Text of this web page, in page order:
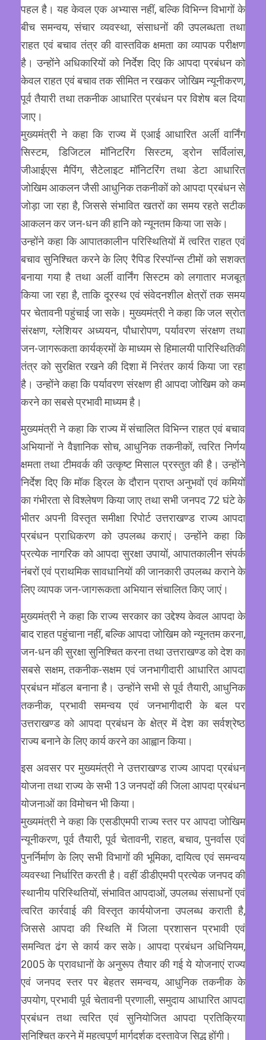
पहल है। यह केवल एक अभ्यास नहीं, बल्कि विभिन्न विभागों के
बीच समन्वय, संचार व्यवस्था, संसाधनों की उपलब्धता तथा
राहत एवं बचाव तंत्र की वास्तविक क्षमता का व्यापक परीक्षण
है। उन्होंने अधिकारियों को निर्देश दिए कि आपदा प्रबंधन को
केवल राहत एवं बचाव तक सीमित न रखकर जोखिम न्यूनीकरण,
पूर्व तैयारी तथा तकनीक आधारित प्रबंधन पर विशेष बल दिया
जाए।
मुख्यमंत्री ने कहा कि राज्य में एआई आधारित अर्ली वार्निंग
सिस्टम, डिजिटल मॉनिटरिंग सिस्टम, ड्रोन सर्विलांस,
जीआईएस मैपिंग, सैटेलाइट मॉनिटरिंग तथा डेटा आधारित
जोखिम आकलन जैसी आधुनिक तकनीकों को आपदा प्रबंधन से
जोड़ा जा रहा है, जिससे संभावित खतरों का समय रहते सटीक
आकलन कर जन-धन की हानि को न्यूनतम किया जा सके।
उन्होंने कहा कि आपातकालीन परिस्थितियों में त्वरित राहत एवं
बचाव सुनिश्चित करने के लिए रैपिड रिस्पॉन्स टीमों को सशक्त
बनाया गया है तथा अर्ली वार्निंग सिस्टम को लगातार मजबूत
किया जा रहा है, ताकि दूरस्थ एवं संवेदनशील क्षेत्रों तक समय
पर चेतावनी पहुंचाई जा सके। मुख्यमंत्री ने कहा कि जल स्रोत
संरक्षण, ग्लेशियर अध्ययन, पौधारोपण, पर्यावरण संरक्षण तथा
जन-जागरूकता कार्यक्रमों के माध्यम से हिमालयी पारिस्थितिकी
तंत्र को सुरक्षित रखने की दिशा में निरंतर कार्य किया जा रहा
है। उन्होंने कहा कि पर्यावरण संरक्षण ही आपदा जोखिम को कम
करने का सबसे प्रभावी माध्यम है।
मुख्यमंत्री ने कहा कि राज्य में संचालित विभिन्न राहत एवं बचाव
अभियानों ने वैज्ञानिक सोच, आधुनिक तकनीकों, त्वरित निर्णय
क्षमता तथा टीमवर्क की उत्कृष्ट मिसाल प्रस्तुत की है। उन्होंने
निर्देश दिए कि मॉक ड्रिल के दौरान प्राप्त अनुभवों एवं कमियों
का गंभीरता से विश्लेषण किया जाए तथा सभी जनपद 72 घंटे के
भीतर अपनी विस्तृत समीक्षा रिपोर्ट उत्तराखण्ड राज्य आपदा
प्रबंधन प्राधिकरण को उपलब्ध कराएं। उन्होंने कहा कि
प्रत्येक नागरिक को आपदा सुरक्षा उपायों, आपातकालीन संपर्क
नंबरों एवं प्राथमिक सावधानियों की जानकारी उपलब्ध कराने के
लिए व्यापक जन-जागरूकता अभियान संचालित किए जाएं।
मुख्यमंत्री ने कहा कि राज्य सरकार का उद्देश्य केवल आपदा के
बाद राहत पहुंचाना नहीं, बल्कि आपदा जोखिम को न्यूनतम करना,
जन-धन की सुरक्षा सुनिश्चित करना तथा उत्तराखण्ड को देश का
सबसे सक्षम, तकनीक-सक्षम एवं जनभागीदारी आधारित आपदा
प्रबंधन मॉडल बनाना है। उन्होंने सभी से पूर्व तैयारी, आधुनिक
तकनीक, प्रभावी समन्वय एवं जनभागीदारी के बल पर
उत्तराखण्ड को आपदा प्रबंधन के क्षेत्र में देश का सर्वश्रेष्ठ
राज्य बनाने के लिए कार्य करने का आह्वान किया।
इस अवसर पर मुख्यमंत्री ने उत्तराखण्ड राज्य आपदा प्रबंधन
योजना तथा राज्य के सभी 13 जनपदों की जिला आपदा प्रबंधन
योजनाओं का विमोचन भी किया।
मुख्यमंत्री ने कहा कि एसडीएमपी राज्य स्तर पर आपदा जोखिम
न्यूनीकरण, पूर्व तैयारी, पूर्व चेतावनी, राहत, बचाव, पुनर्वास एवं
पुनर्निर्माण के लिए सभी विभागों की भूमिका, दायित्व एवं समन्वय
व्यवस्था निर्धारित करती है। वहीं डीडीएमपी प्रत्येक जनपद की
स्थानीय परिस्थितियों, संभावित आपदाओं, उपलब्ध संसाधनों एवं
त्वरित कार्रवाई की विस्तृत कार्ययोजना उपलब्ध कराती है,
जिससे आपदा की स्थिति में जिला प्रशासन प्रभावी एवं
समन्वित ढंग से कार्य कर सके। आपदा प्रबंधन अधिनियम,
2005 के प्रावधानों के अनुरूप तैयार की गई ये योजनाएं राज्य
एवं जनपद स्तर पर बेहतर समन्वय, आधुनिक तकनीक के
उपयोग, प्रभावी पूर्व चेतावनी प्रणाली, समुदाय आधारित आपदा
प्रबंधन तथा त्वरित एवं सुनियोजित आपदा प्रतिक्रिया
सुनिश्चित करने में महत्वपूर्ण मार्गदर्शक दस्तावेज सिद्ध होंगी।